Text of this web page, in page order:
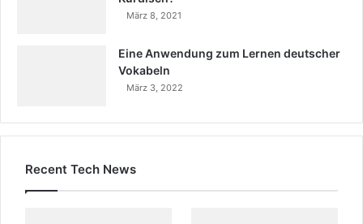
März 8, 2021
Eine Anwendung zum Lernen deutscher
Vokabeln
März 3, 2022
Recent Tech News